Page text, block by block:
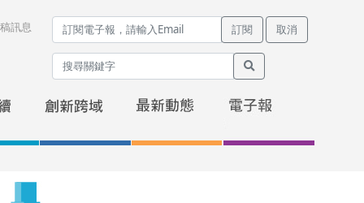
訊息 訂閱 取消